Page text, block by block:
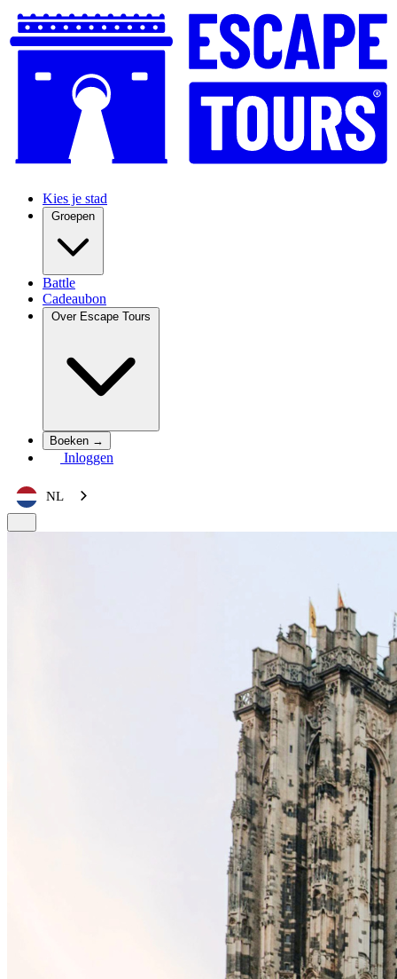
Kies je stad
Groepen
Battle
Cadeaubon
Over Escape Tours
Boeken →
Inloggen
NL